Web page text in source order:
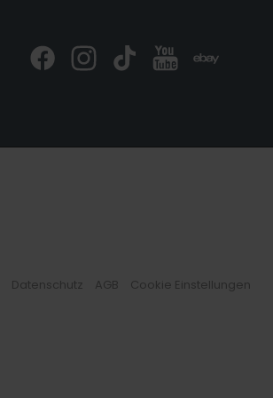
Datenschutz AGB Cookie Einstellungen